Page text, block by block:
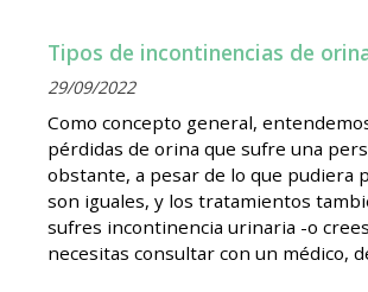
Tipos de incontinencias de
29/09/2022
Como concepto general,
pérdidas de orina que sufre una
obstante, a pesar de lo que pudiera
son iguales, y los tratamientos
sufres incontinencia urinaria -o
necesitas consultar con un médico,